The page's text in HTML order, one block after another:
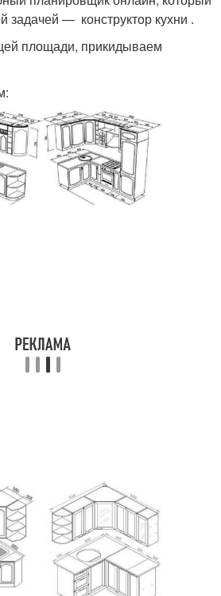
задачей — конструктор кухни .
площади, прикидываем